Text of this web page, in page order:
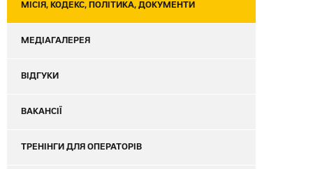
МІСІЯ, КОДЕКС, ПОЛІТИКА, ДОКУМЕНТИ
МЕДІАГАЛЕРЕЯ
ВІДГУКИ
ВАКАНСІЇ
ТРЕНІНГИ ДЛЯ ОПЕРАТОРІВ